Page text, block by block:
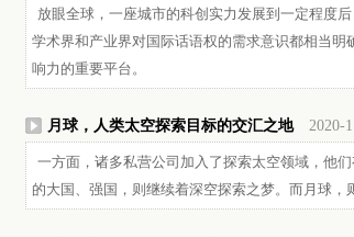
放眼全球，一座城市的科创实力发展到一定程度
学术界和产业界对国际话语权的需求意识都相当
响力的重要平台。
月球，人类太空探索目标的交汇之地 2020-
一方面，诸多私营公司加入了探索太空领域，他
的大国、强国，则继续着深空探索之梦。而月球，